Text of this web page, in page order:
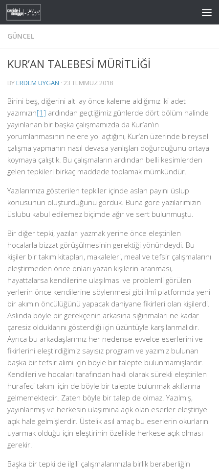
Skip to content
GÜNCEL
KUR’AN TALEBESİ MÜRİTLİĞİ
BYERDEM UYGAN · 23 TEMMUZ 2018
Birini beş, diğerini altı ay önce kaleme aldığımız iki adet
yazımızın[1] ardından geçtiğimiz günlerde dört bölüm halinde
yayınlanan bir başka çalışmamızda da Kur’an’ın
yorumlanmasının nelere yol açtığını, Kur’an üzerinde bireysel
çalışma yapmanın nasıl devasa yanlışları doğurduğunu ortaya
koymaya çalıştık. Bu çalışmaların ardından belli kesimlerden
gelen tepkileri birkaç maddede toplamak mümkündür.
Yazılarımıza gösterilen tepkiler içinde aslan payını üslup
konusunun oluşturduğunu gördük. Buna göre yazılarımızın
üslubu kabul edilemez biçimde ağır ve sert bulunmuştu.
Bir diğer tepki, yazıları yazmak yerine önce eleştirilen
hocalarla bizzat görüşülmesinin gerektiği yönündeydi. Bu
kişiler bir takım kitapları, makaleleri, meal ve tefsir çalışmalarını
eleştirmeden önce onları yazan kişilerin aranması,
hayattalarsa kendilerine ulaşılması ve problemli görülen
yerlerin önce kendilerine söylenmesi gibi ilmî platformda yeni
bir akımın öncülüğünü yapacak dahiyane fikirleri olan kişilerdi.
Aslında böyle bir gerekçenin arkasına sığınmaları ne kadar
çaresiz olduklarını gösterdiği için üzüntüyle karşılanmalıdır.
Ayrıca bu arkadaşlarımız her nedense evvelce eserlerini ve
fikirlerini eleştirdiğimiz sayısız program ve yazımız bulunan
başka bir tefsir alimi için böyle bir talepte bulunmamışlardır.
Kendileri ve hocaları tarafından haklı olarak sürekli eleştirilen
hurafeci takımı için de böyle bir talepte bulunmak akıllarına
gelmemektedir. Zaten böyle bir talep de olmaz. Yazılmış,
yayınlanmış ve herkesin ulaşımına açık olan eserler eleştiriye
açık hale gelmişlerdir. Üstelik asıl amaç bu eserlerin okurlarını
uyarmak olduğu için eleştirinin özellikle herkese açık olması
gerekir.
Başka bir tepki de ilgili çalışmalarımızla birlik beraberliğin